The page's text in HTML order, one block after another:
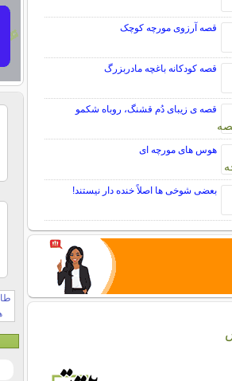
قصه آرزوی مورچه کوچک
قصه کودکانه باغچه مادربزرگ
قصه ی زیبای دُم قشنگ، روباه شکمو
هوس های مورچه ای
بعضی شوخی ها اصلاً خنده دار نیستند!